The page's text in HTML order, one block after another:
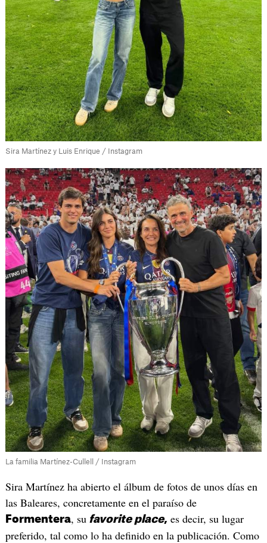
Sira Martínez y Luis Enrique / Instagram
La familia Martínez-Cullell / Instagram
Sira Martínez ha abierto el álbum de fotos de unos días en
las Baleares, concretamente en el paraíso de
Formentera, su favorite place, es decir, su lugar
preferido, tal como lo ha definido en la publicación. Como